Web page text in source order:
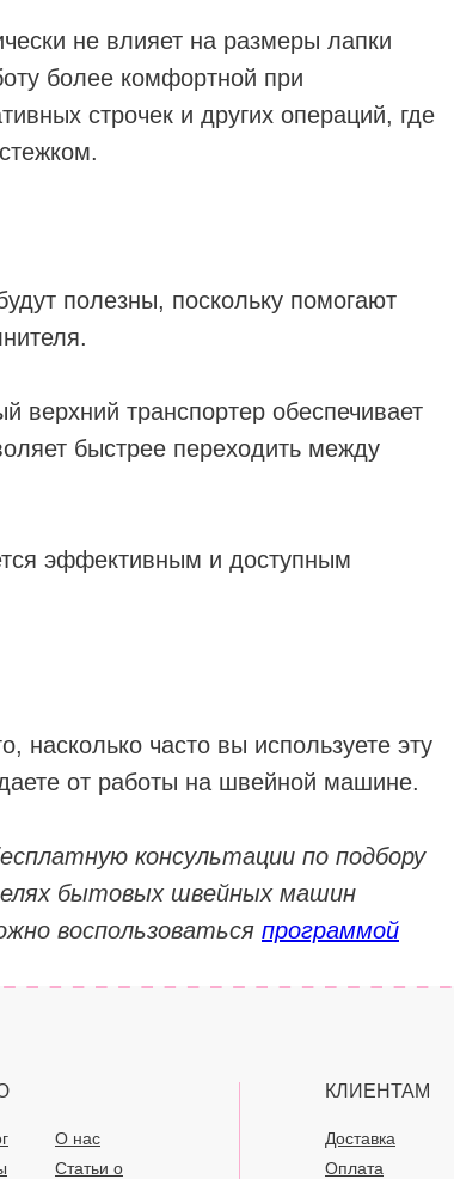
не влияет на размеры лапки
более комфортной при
строчек и других операций, где
полезны, поскольку помогают
верхний транспортер обеспечивает
быстрее переходить между
эффективным и доступным
насколько часто вы используете эту
от работы на швейной машине.
консультации по подбору
бытовых швейных машин
воспользоваться программой
КЛИЕНТАМ
О нас
Доставка
Статьи о
Оплата